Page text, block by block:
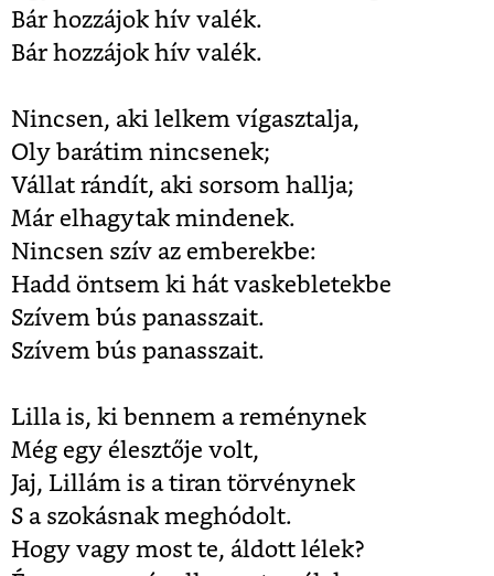
Bár hozzájok hív valék.
Bár hozzájok hív valék.
Nincsen, aki lelkem vígasztalja,
Oly barátim nincsenek;
Vállat rándít, aki sorsom hallja;
Már elhagytak mindenek.
Nincsen szív az emberekbe:
Hadd öntsem ki hát vaskebletekbe
Szívem bús panasszait.
Szívem bús panasszait.
Lilla is, ki bennem a reménynek
Még egy élesztője volt,
Jaj, Lillám is a tiran törvénynek
S a szokásnak meghódolt.
Hogy vagy most te, áldott lélek?